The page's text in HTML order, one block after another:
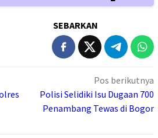
SEBARKAN
Pos berikutnya
Polisi Selidiki Isu Dugaan 700
Penambang Tewas di Bogor